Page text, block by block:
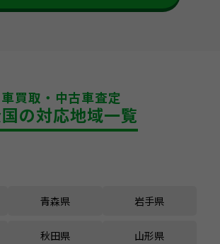
車買取・中古車査定
の対応地域一覧
青森県 岩手県
秋田県 山形県